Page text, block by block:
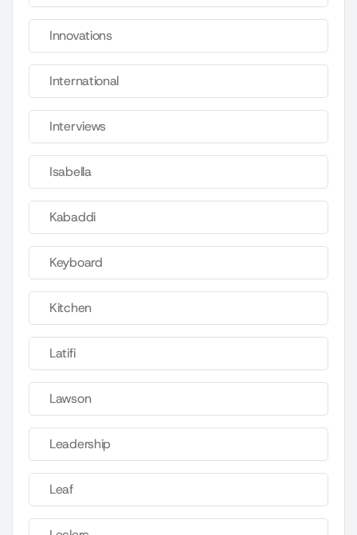
Innovations
International
Interviews
Isabella
Kabaddi
Keyboard
Kitchen
Latifi
Lawson
Leadership
Leaf